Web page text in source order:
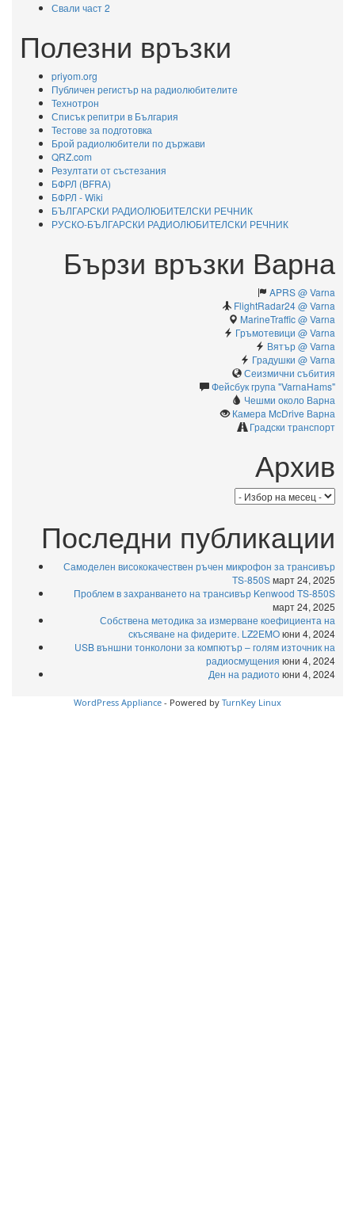
Свали част 2
Полезни връзки
priyom.org
Публичен регистър на радиолюбителите
Технотрон
Списък репитри в България
Тестове за подготовка
Брой радиолюбители по държави
QRZ.com
Резултати от състезания
БФРЛ (BFRA)
БФРЛ - Wiki
БЪЛГАРСКИ РАДИОЛЮБИТЕЛСКИ РЕЧНИК
РУСКО-БЪЛГАРСКИ РАДИОЛЮБИТЕЛСКИ РЕЧНИК
Бързи връзки Варна
APRS @ Varna
FlightRadar24 @ Varna
MarineTraffic @ Varna
Гръмотевици @ Varna
Вятър @ Varna
Градушки @ Varna
Сеизмични събития
Фейсбук група "VarnaHams"
Чешми около Варна
Камерa McDrive Варна
Градски транспорт
Архив
Архив
Последни публикации
Самоделен висококачествен ръчен микрофон за трансивър
TS-850Sмарт 24, 2025
Проблем в захранването на трансивър Kenwood TS-850S
март 24, 2025
Собствена методика за измерване коефициента на
скъсяване на фидерите. LZ2EMOюни 4, 2024
USB външни тонколони за компютър – голям източник на
радиосмущения юни 4, 2024
Ден на радиотоюни 4, 2024
WordPress Appliance - Powered by TurnKey Linux